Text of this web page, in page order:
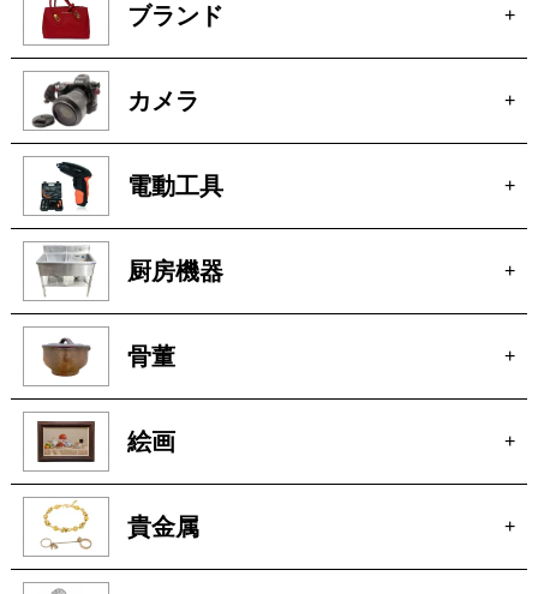
ブランド +
カメラ +
電動工具 +
厨房機器 +
骨董 +
絵画 +
貴金属 +